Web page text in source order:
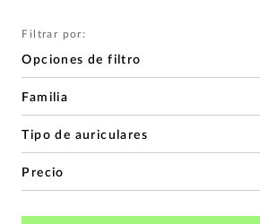
Filtrar por:
Opciones de filtro
Familia
Tipo de auriculares
Precio